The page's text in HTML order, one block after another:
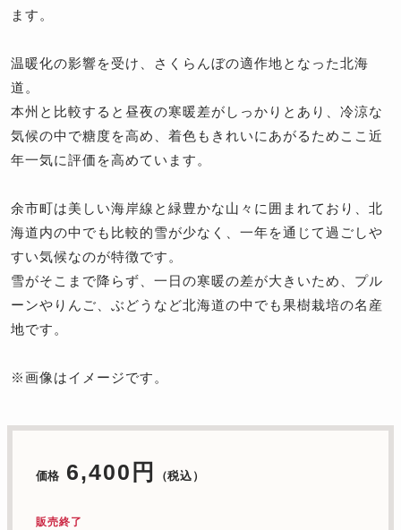
ます。
温暖化の影響を受け、さくらんぼの適作地となった北海
道。
本州と比較すると昼夜の寒暖差がしっかりとあり、冷涼な
気候の中で糖度を高め、着色もきれいにあがるためここ近
年一気に評価を高めています。
余市町は美しい海岸線と緑豊かな山々に囲まれており、北
海道内の中でも比較的雪が少なく、一年を通じて過ごしや
すい気候なのが特徴です。
雪がそこまで降らず、一日の寒暖の差が大きいため、プル
ーンやりんご、ぶどうなど北海道の中でも果樹栽培の名産
地です。
※画像はイメージです。
価格 6,400円 （税込）
販売終了